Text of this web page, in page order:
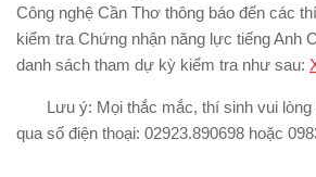
Công nghệ Cần Thơ thông báo đến các
kiểm tra Chứng nhận năng lực tiếng Anh
danh sách tham dự kỳ kiểm tra như sau:
Lưu ý: Mọi thắc mắc, thí sinh vui lòng
qua số điện thoại: 02923.890698 hoặc